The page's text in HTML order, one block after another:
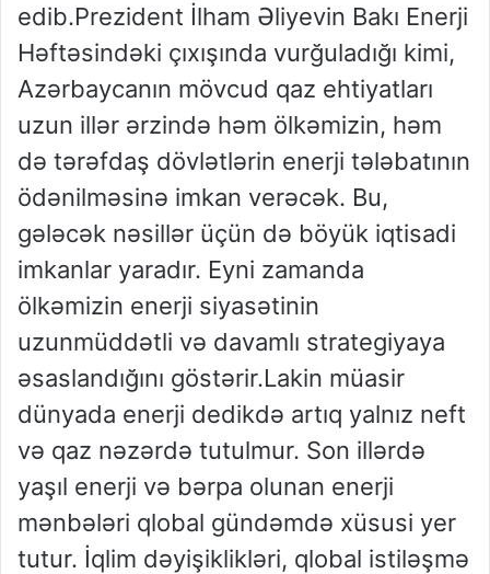
edib.Prezident İlham Əliyevin Bakı Enerji
Həftəsindəki çıxışında vurğuladığı kimi,
Azərbaycanın mövcud qaz ehtiyatları
uzun illər ərzində həm ölkəmizin, həm
də tərəfdaş dövlətlərin enerji tələbatının
ödənilməsinə imkan verəcək. Bu,
gələcək nəsillər üçün də böyük iqtisadi
imkanlar yaradır. Eyni zamanda
ölkəmizin enerji siyasətinin
uzunmüddətli və davamlı strategiyaya
əsaslandığını göstərir.Lakin müasir
dünyada enerji dedikdə artıq yalnız neft
və qaz nəzərdə tutulmur. Son illərdə
yaşıl enerji və bərpa olunan enerji
mənbələri qlobal gündəmdə xüsusi yer
tutur. İqlim dəyişiklikləri, qlobal istiləşmə